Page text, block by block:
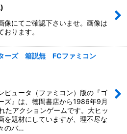
像にてご確認下さいませ。画像は
ります。
ーズ 箱説無 FCファミコン
ピュータ（ファミコン）版の『ゴ
ズ』は、徳間書店から1986年9月
たアクションゲームです。大ヒッ
を題材にしていますが、理不尽な
のバ…